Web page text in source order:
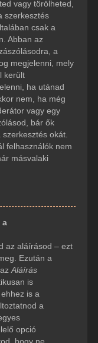
vagy törölheted,
szerkesztés
csak a
Abban az
a
megjelenni, mely
került
ha utánad
nem, ha még
vagy egy
bár ők
okát.
felhasználók nem
másvalaki
a
az aláírásod – ezt
Ezután a
Aláírás
is
is a
a
opció
hogy ne